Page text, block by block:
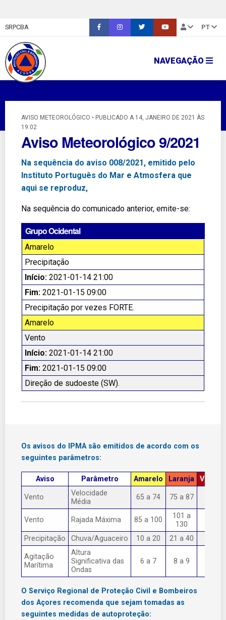
SRPCBA PT
NAVEGAÇÃO
AVISO METEOROLÓGICO • PUBLICADO A 14, JANEIRO DE 2021 ÀS
19:02
Aviso Meteorológico 9/2021
Na sequência do aviso 008/2021, emitido pelo
Instituto Português do Mar e Atmosfera que
aqui se reproduz,
Na sequência do comunicado anterior, emite-se:
Grupo Ocidental
Amarelo
Precipitação
Início: 2021-01-14 21:00
Fim: 2021-01-15 09:00
Precipitação por vezes FORTE.
Amarelo
Vento
Início: 2021-01-14 21:00
Fim: 2021-01-15 09:00
Direção de sudoeste (SW).
Os avisos do IPMA são emitidos de acordo com os
seguintes parâmetros:
Aviso Parâmetro Amarelo Laranja
Vento
Velocidade
Média
65 a 74 75 a 87
Vento Rajada Máxima 85 a 100
101 a
130
Precipitação Chuva/Aguaceiro 10 a 20 21 a 40
Agitação
Marítima
Altura
Significativa das
Ondas
6 a 7 8 a 9
O Serviço Regional de Proteção Civil e Bombeiros
dos Açores recomenda que sejam tomadas as
seguintes medidas de autoproteção: